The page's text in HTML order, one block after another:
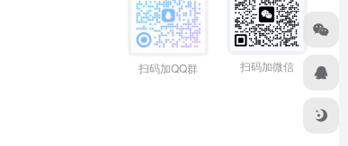
扫码加QQ群 扫码加微信